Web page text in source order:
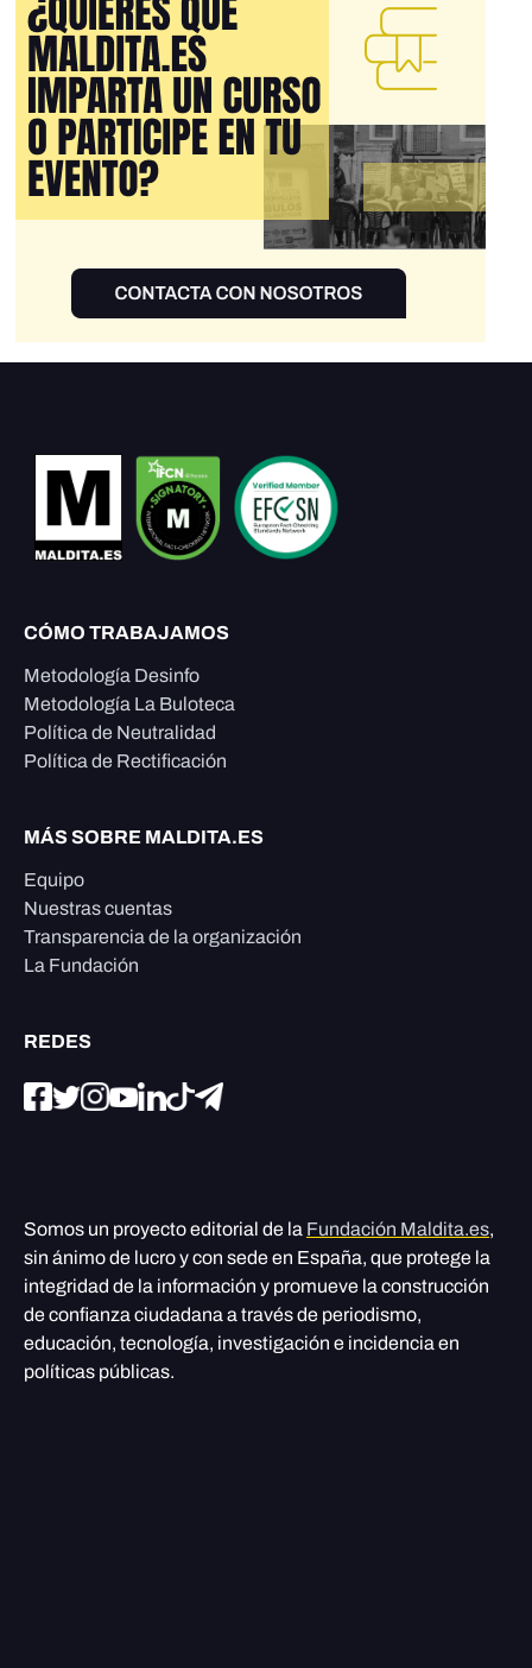
CÓMO TRABAJAMOS
Metodología Desinfo
Metodología La Buloteca
Política de Neutralidad
Política de Rectificación
MÁS SOBRE MALDITA.ES
Equipo
Nuestras cuentas
Transparencia de la organización
La Fundación
REDES
Somos un proyecto editorial de la Fundación Maldita.es,
sin ánimo de lucro y con sede en España, que protege la
integridad de la información y promueve la construcción
de confianza ciudadana a través de periodismo,
educación, tecnología, investigación e incidencia en
políticas públicas.